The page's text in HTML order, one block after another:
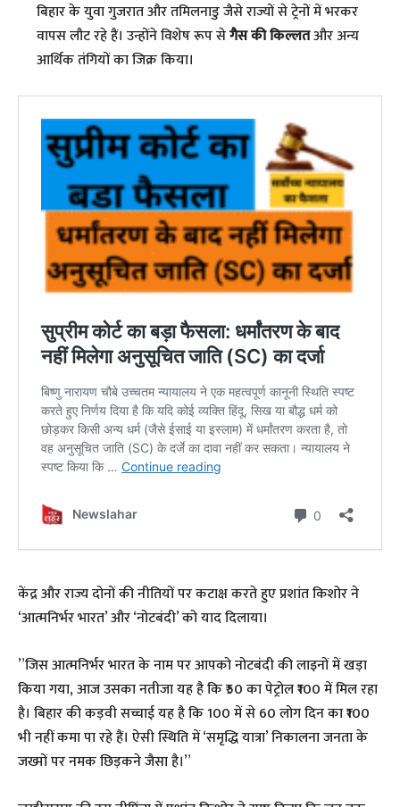
बिहार के युवा गुजरात और तमिलनाडु जैसे राज्यों से ट्रेनों में भरकर
वापस लौट रहे हैं। उन्होंने विशेष रूप सेगैस की किल्लतऔर अन्य
आर्थिक तंगियों का जिक्र किया।
​केंद्र और राज्य दोनों की नीतियों पर कटाक्ष करते हुए प्रशांत किशोर ने
‘आत्मनिर्भर भारत’ और ‘नोटबंदी’ को याद दिलाया।
​”जिस आत्मनिर्भर भारत के नाम पर आपको नोटबंदी की लाइनों में खड़ा
किया गया, आज उसका नतीजा यह है कि ₹50 का पेट्रोल ₹100 में मिल रहा
है। बिहार की कड़वी सच्चाई यह है कि 100 में से 60 लोग दिन का ₹100
भी नहीं कमा पा रहे हैं। ऐसी स्थिति में ‘समृद्धि यात्रा’ निकालना जनता के
जख्मों पर नमक छिड़कने जैसा है।”